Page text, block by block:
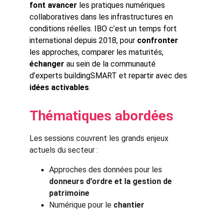
Thématiques abordées
Les sessions couvrent les grands enjeux
actuels du secteur :
Approches des données pour les
donneurs d’ordre et la gestion de
patrimoine
Numérique pour le chantier
font avancer les pratiques numériques
collaboratives dans les infrastructures en
conditions réelles. IBO c’est un temps fort
international depuis 2018, pour confronter
les approches, comparer les maturités,
échanger au sein de la communauté
d’experts buildingSMART et repartir avec des
idées activables.